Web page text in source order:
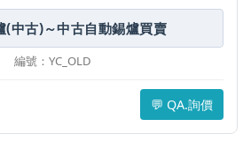
(中古)～中古自動錫爐買賣
編號：YC_OLD
💬 QA.詢價